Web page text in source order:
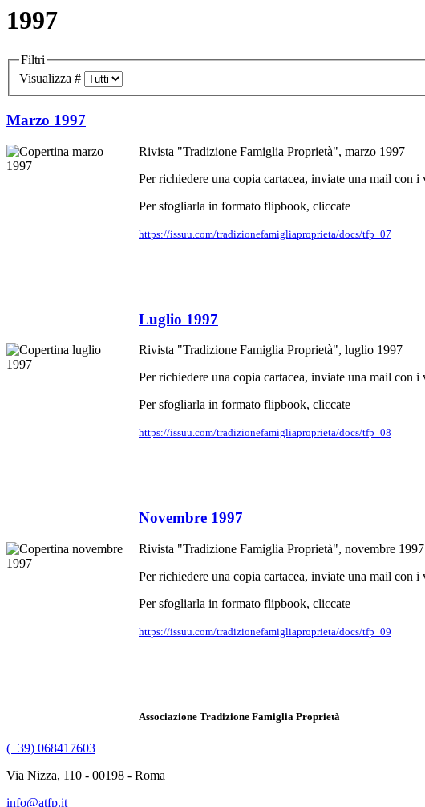
1997
Filtri
Visualizza #
Marzo 1997
Rivista "Tradizione Famiglia Proprietà", marzo 1997
Per richiedere una copia cartacea, inviate una mail con i
Per sfogliarla in formato flipbook, cliccate
https://issuu.com/tradizionefamigliaproprieta/docs/tfp_07
Luglio 1997
Rivista "Tradizione Famiglia Proprietà", luglio 1997
Per richiedere una copia cartacea, inviate una mail con i
Per sfogliarla in formato flipbook, cliccate
https://issuu.com/tradizionefamigliaproprieta/docs/tfp_08
Novembre 1997
Rivista "Tradizione Famiglia Proprietà", novembre 1997
Per richiedere una copia cartacea, inviate una mail con i
Per sfogliarla in formato flipbook, cliccate
https://issuu.com/tradizionefamigliaproprieta/docs/tfp_09
Associazione Tradizione Famiglia Proprietà
(+39) 068417603
Via Nizza, 110 - 00198 - Roma
info@atfp.it